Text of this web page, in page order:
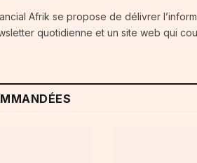
Afrik se propose de délivrer
quotidienne et un site web qui